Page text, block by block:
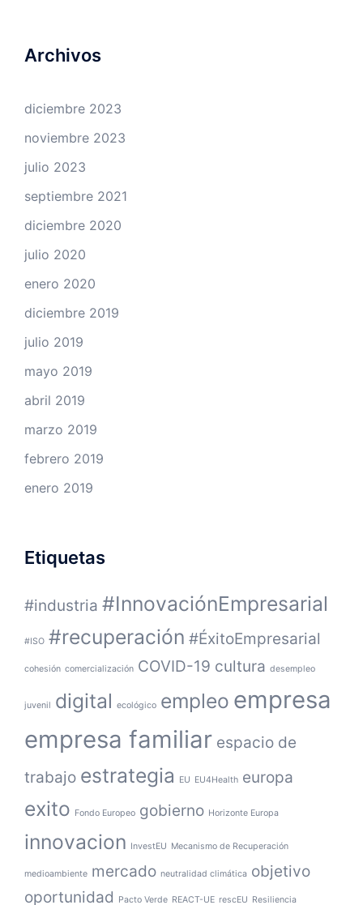
Archivos
diciembre 2023
noviembre 2023
julio 2023
septiembre 2021
diciembre 2020
julio 2020
enero 2020
diciembre 2019
julio 2019
mayo 2019
abril 2019
marzo 2019
febrero 2019
enero 2019
Etiquetas
#industria #InnovaciónEmpresarial
#ISO #recuperación #ÉxitoEmpresarial
cohesión comercialización COVID-19 cultura desempleo
juvenil digital ecológico empleo empresa
empresa familiar espacio de
trabajo estrategia EU EU4Health europa
exito Fondo Europeo gobierno Horizonte Europa
innovacion InvestEU Mecanismo de Recuperación
medioambiente mercado neutralidad climática objetivo
oportunidad
Pacto Verde REACT-UE rescEU Resiliencia